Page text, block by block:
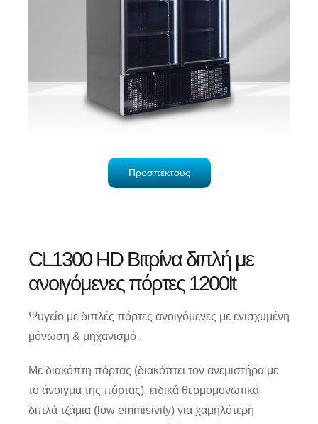
Προσπέκτους
CL1300 HD Βιτρίνα διπλή με
ανοιγόμενες πόρτες 1200lt
Ψυγείο με διπλές πόρτες ανοιγόμενες με ενισχυμένη
μόνωση & μηχανισμό .
Με διακόπτη πόρτας (διακόπτει τον ανεμιστήρα με
το άνοιγμα της πόρτας), ειδικά θερμομονωτικά
διπλά τζάμια (low emmisivity) για χαμηλότερη